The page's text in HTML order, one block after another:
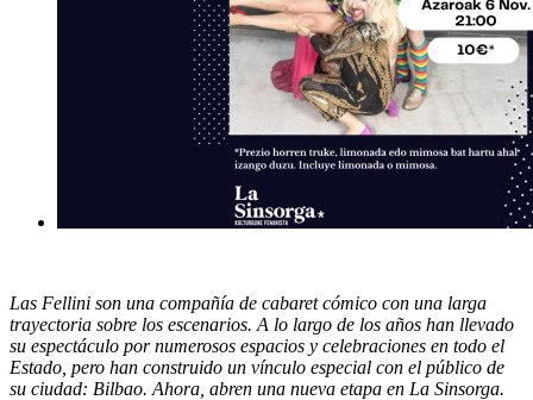
Las Fellini son una compañía de cabaret cómico con una larga
trayectoria sobre los escenarios. A lo largo de los años han llevado
su espectáculo por numerosos espacios y celebraciones en todo el
Estado, pero han construido un vínculo especial con el público de
su ciudad: Bilbao. Ahora, abren una nueva etapa en La Sinsorga.